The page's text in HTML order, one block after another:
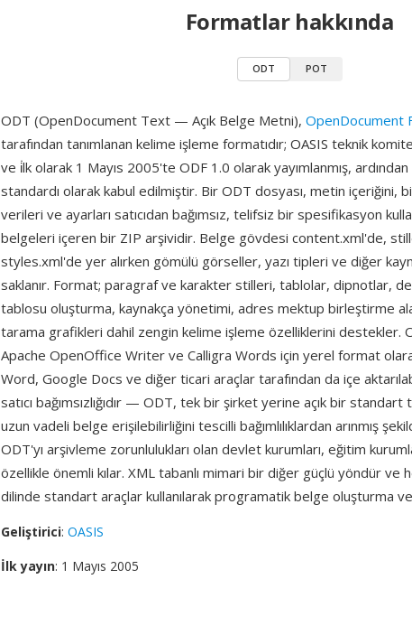
Formatlar hakkında
ODT POT
ODT (OpenDocument Text — Açık Belge Metni), OpenDocument
tarafından tanımlanan kelime işleme formatıdır; OASIS teknik
ve i̇lk olarak 1 Mayıs 2005'te ODF 1.0 olarak yayımlanmış,
standardı olarak kabul edilmiştir. Bir ODT dosyası, metin içeriğini,
verileri ve ayarları satıcıdan bağımsız, telifsiz bir spesifikasyon
belgeleri içeren bir ZIP arşividir. Belge gövdesi content.xml'de,
styles.xml'de yer alırken gömülü görseller, yazı tipleri ve diğer
saklanır. Format; paragraf ve karakter stilleri, tablolar, dipnotlar,
tablosu oluşturma, kaynakça yönetimi, adres mektup birleştirme
tarama grafikleri dahil zengin kelime işleme özelliklerini destekler.
Apache OpenOffice Writer ve Calligra Words için yerel format
Word, Google Docs ve diğer ticari araçlar tarafından da içe
satıcı bağımsızlığıdır — ODT, tek bir şirket yerine açık bir
uzun vadeli belge erişilebilirliğini tescilli bağımlılıklardan arınmış
ODT'yı arşivleme zorunlulukları olan devlet kurumları, eğitim
özellikle önemli kılar. XML tabanlı mimari bir diğer güçlü yöndür ve
dilinde standart araçlar kullanılarak programatik belge oluşturma ve
Geliştirici: OASIS
İlk yayın: 1 Mayıs 2005